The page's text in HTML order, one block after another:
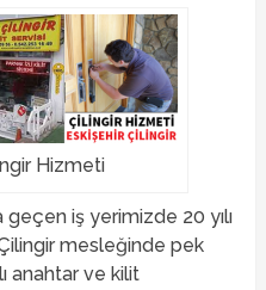
Hizmeti
geçen iş yerimizde 20 yılı
mesleğinde pek
anahtar ve kilit